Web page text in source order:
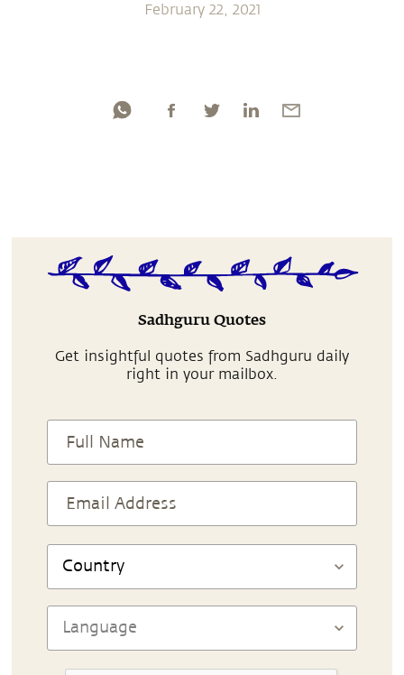
February 22, 2021
Sadhguru Quotes
Get insightful quotes from Sadhguru daily
right in your mailbox.